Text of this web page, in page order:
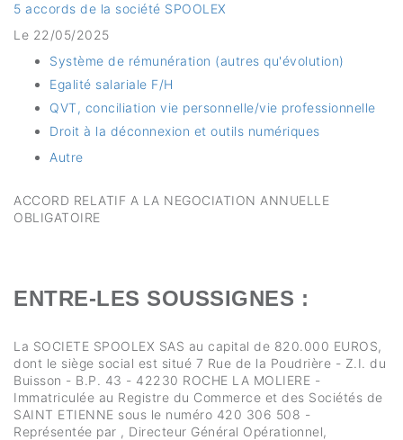
5 accords de la société SPOOLEX
Le 22/05/2025
Système de rémunération (autres qu'évolution)
Egalité salariale F/H
QVT, conciliation vie personnelle/vie professionnelle
Droit à la déconnexion et outils numériques
Autre
ACCORD RELATIF A LA NEGOCIATION ANNUELLE
OBLIGATOIRE
ENTRE-LES SOUSSIGNES :
La SOCIETE SPOOLEX SAS au capital de 820.000 EUROS,
dont le siège social est situé 7 Rue de la Poudrière - Z.I. du
Buisson - B.P. 43 - 42230 ROCHE LA MOLIERE -
Immatriculée au Registre du Commerce et des Sociétés de
SAINT ETIENNE sous le numéro 420 306 508 -
Représentée par , Directeur Général Opérationnel,